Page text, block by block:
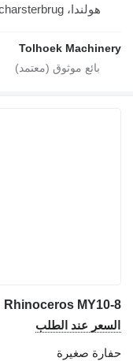
هولندا، Scharsterbrug
Tolhoek Machinery
Rhinoceros MY10-8
السعر عند الطلب
حفارة صغيرة